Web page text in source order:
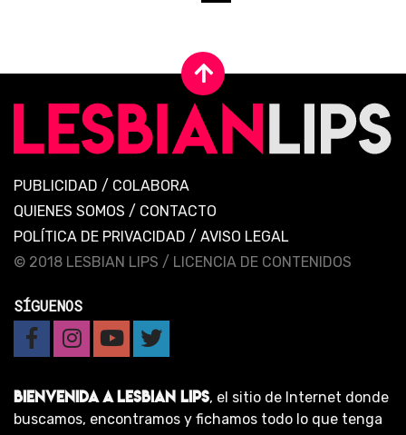
PUBLICIDAD / COLABORA
QUIENES SOMOS / CONTACTO
POLÍTICA DE PRIVACIDAD / AVISO LEGAL
© 2018 LESBIAN LIPS / LICENCIA DE CONTENIDOS
SÍGUENOS
BIENVENIDA A LESBIAN LIPS, el sitio de Internet donde
buscamos, encontramos y fichamos todo lo que tenga